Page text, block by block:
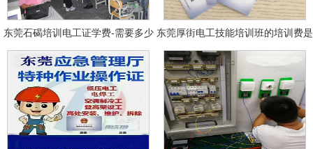
东莞石碣培训电工证学费-需要多少
钱?需要什么条件?
东莞厚街电工技能培训班的培训费是
多少?